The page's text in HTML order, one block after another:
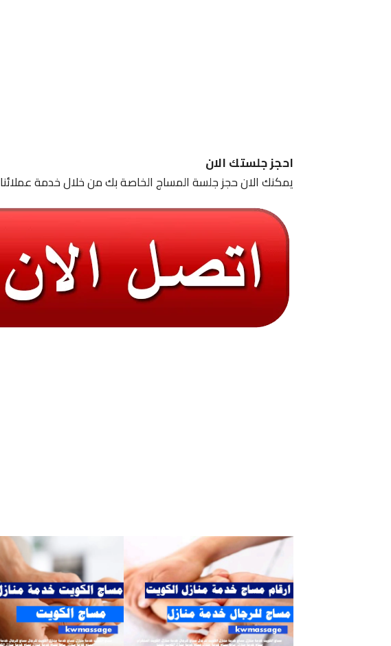
احجز جلستك الان
يمكنك الان حجز جلسة المساج الخاصة بك من خلال خدمة عملائنا